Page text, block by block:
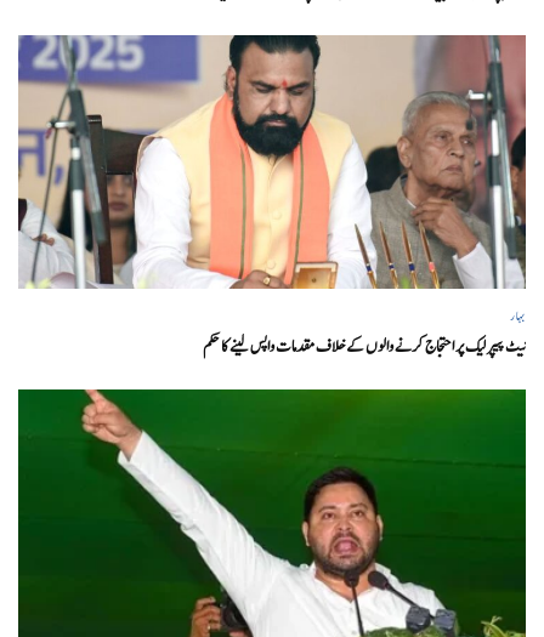
بہار
نیٹ پیپر لیک پر احتجاج کرنے والوں کے خلاف مقدمات واپس لینے کا حکم